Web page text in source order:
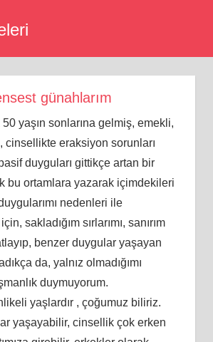
günahlarım
50 yaşın sonlarına gelmiş, emekli,
cinsellikte eraksiyon sorunları
duyguları gittikçe artan bir
bu ortamlara yazarak içimdekileri
nedenleri ile
sakladığım sırlarımı, sanırım
benzer duygular yaşayan
da, yalnız olmadığımı
duymuyorum.
yaşlardır , çoğumuz biliriz.
yaşayabilir, cinsellik çok erken